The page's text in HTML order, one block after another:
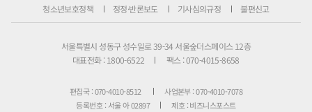
청소년보호정책 정정·반론보도 기사심의규정 불편신고
서울특별시 성동구 성수일로 39-34 서울숲더스페이스 12층
대표전화 : 1800-6522
팩스 : 070-4015-8658
편집국 : 070-4010-8512
사업본부 : 070-4010-7078
등록번호 : 서울 아 02897
제호 : 비즈니스포스트